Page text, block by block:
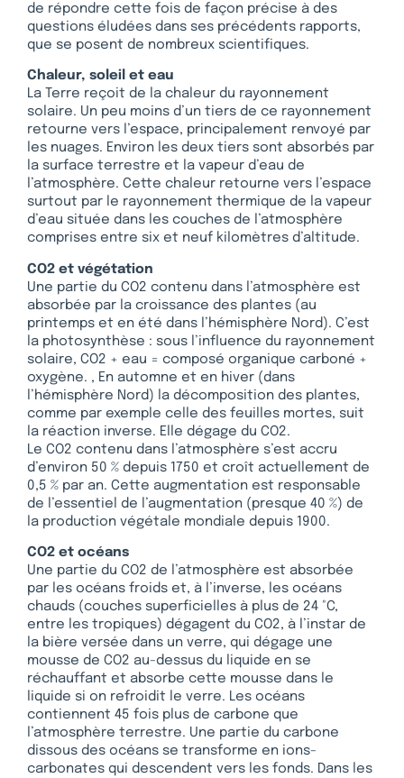
de répondre cette fois de façon précise à des
questions éludées dans ses précédents rapports,
que se posent de nombreux scientifiques.
Chaleur, soleil et eau
La Terre reçoit de la chaleur du rayonnement
solaire. Un peu moins d’un tiers de ce rayonnement
retourne vers l’espace, principalement renvoyé par
les nuages. Environ les deux tiers sont absorbés par
la surface terrestre et la vapeur d’eau de
l’atmosphère. Cette chaleur retourne vers l’espace
surtout par le rayonnement thermique de la vapeur
d’eau située dans les couches de l’atmosphère
comprises entre six et neuf kilomètres d’altitude.
CO2 et végétation
Une partie du CO2 contenu dans l’atmosphère est
absorbée par la croissance des plantes (au
printemps et en été dans l’hémisphère Nord). C’est
la photosynthèse : sous l’influence du rayonnement
solaire, CO2 + eau = composé organique carboné +
oxygène. , En automne et en hiver (dans
l’hémisphère Nord) la décomposition des plantes,
comme par exemple celle des feuilles mortes, suit
la réaction inverse. Elle dégage du CO2.
Le CO2 contenu dans l’atmosphère s’est accru
d’environ 50 % depuis 1750 et croît actuellement de
0,5 % par an. Cette augmentation est responsable
de l’essentiel de l’augmentation (presque 40 %) de
la production végétale mondiale depuis 1900.
CO2 et océans
Une partie du CO2 de l’atmosphère est absorbée
par les océans froids et, à l’inverse, les océans
chauds (couches superficielles à plus de 24 °C,
entre les tropiques) dégagent du CO2, à l’instar de
la bière versée dans un verre, qui dégage une
mousse de CO2 au-dessus du liquide en se
réchauffant et absorbe cette mousse dans le
liquide si on refroidit le verre. Les océans
contiennent 45 fois plus de carbone que
l’atmosphère terrestre. Une partie du carbone
dissous des océans se transforme en ions-
carbonates qui descendent vers les fonds. Dans les